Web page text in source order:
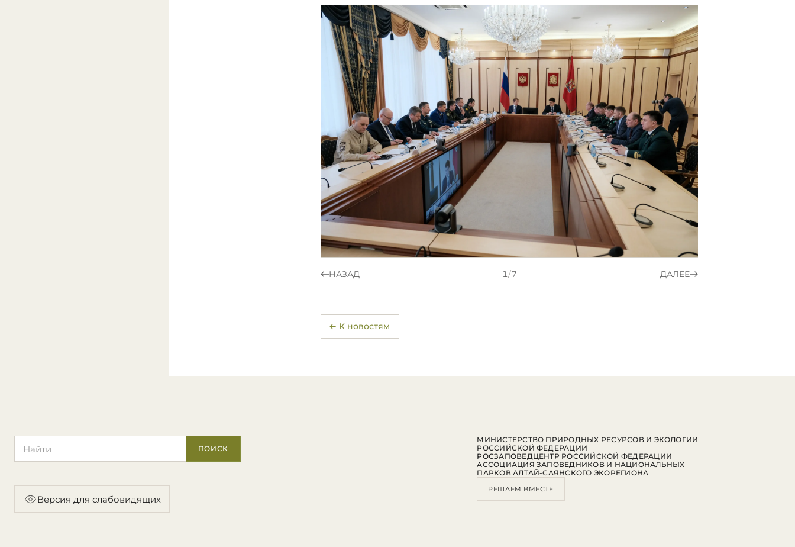
НАЗАД 1/7 ДАЛЕЕ
← К новостям
ПОИСК
Версия для слабовидящих
МИНИСТЕРСТВО ПРИРОДНЫХ РЕСУРСОВ И ЭКОЛОГИИ
РОССИЙСКОЙ ФЕДЕРАЦИИ
РОСЗАПОВЕДЦЕНТР РОССИЙСКОЙ ФЕДЕРАЦИИ
АССОЦИАЦИЯ ЗАПОВЕДНИКОВ И НАЦИОНАЛЬНЫХ
ПАРКОВ АЛТАЙ-САЯНСКОГО ЭКОРЕГИОНА
РЕШАЕМ ВМЕСТЕ